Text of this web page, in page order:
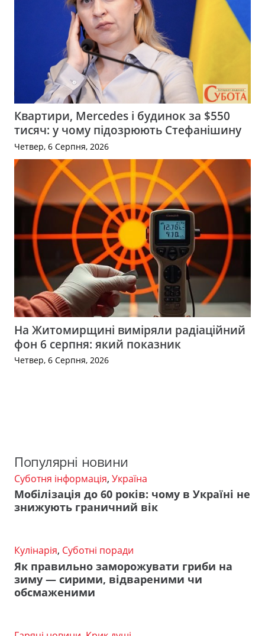
Квартири, Mercedes і будинок за $550
тисяч: у чому підозрюють Стефанішину
Четвер, 6 Серпня, 2026
На Житомирщині виміряли радіаційний
фон 6 серпня: який показник
Четвер, 6 Серпня, 2026
Популярні новини
Суботня інформація, Україна
Мобілізація до 60 років: чому в Україні не
знижують граничний вік
Кулінарія, Суботні поради
Як правильно заморожувати гриби на
зиму — сирими, відвареними чи
обсмаженими